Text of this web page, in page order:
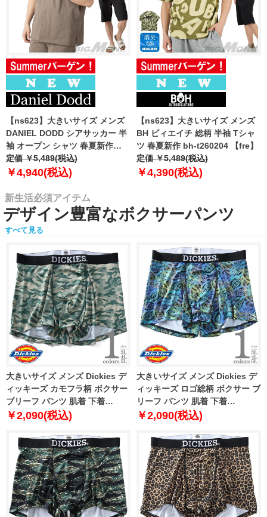
【ns623】大きいサイズ メンズ
DANIEL DODD シアサッカー 半
袖 オープン シャツ 春夏新作
azsh-260213 【fre】
定価 ￥5,489(税込)
￥4,940(税込)
【ns623】大きいサイズ メンズ
BH ビィエイチ 総柄 半袖 Tシャ
ツ 春夏新作 bh-t260204 【fre】
定価 ￥5,489(税込)
￥4,390(税込)
新生活必須アイテム
デザイン豊富なボクサーパンツ
すべて見る
大きいサイズ メンズ Dickies デ
ィッキーズ カモフラ柄 ボクサー
ブリーフ パンツ 肌着 下着
80212600
￥2,090(税込)
大きいサイズ メンズ Dickies デ
ィッキーズ ロゴ総柄 ボクサー ブ
リーフ パンツ 肌着 下着
80212700
￥2,090(税込)